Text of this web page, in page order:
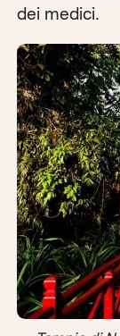
dei medici.